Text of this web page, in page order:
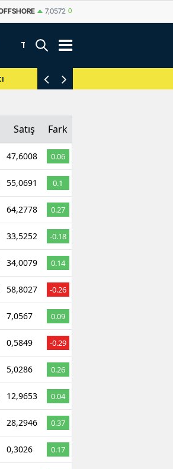
YUAN 7,0567 0.09%
TEKNOLOJİ
Satış Fark
47,6008 0.06
55,0691 0.1
64,2778
0.27
33,5252 -0.18
34,0079 0.14
58,8027 -0.26
7,0567 0.09
0,5849 -0.29
5,0286 0.26
12,9653 0.04
28,2946 0.37
0,3026 0.17